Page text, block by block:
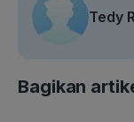
Tedy
Bagikan